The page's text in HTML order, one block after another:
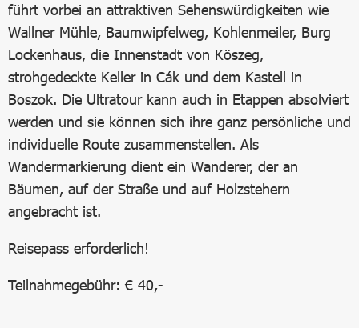
führt vorbei an attraktiven Sehenswürdigkeiten wie
Wallner Mühle, Baumwipfelweg, Kohlenmeiler, Burg
Lockenhaus, die Innenstadt von Köszeg,
strohgedeckte Keller in Cák und dem Kastell in
Boszok. Die Ultratour kann auch in Etappen absolviert
werden und sie können sich ihre ganz persönliche und
individuelle Route zusammenstellen. Als
Wandermarkierung dient ein Wanderer, der an
Bäumen, auf der Straße und auf Holzstehern
angebracht ist.
Reisepass erforderlich!
Teilnahmegebühr: € 40,-